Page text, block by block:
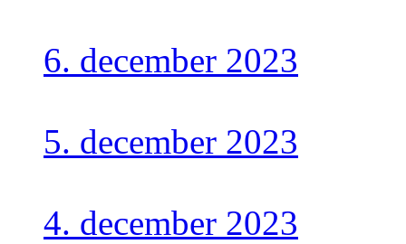
6. december 2023
5. december 2023
4. december 2023